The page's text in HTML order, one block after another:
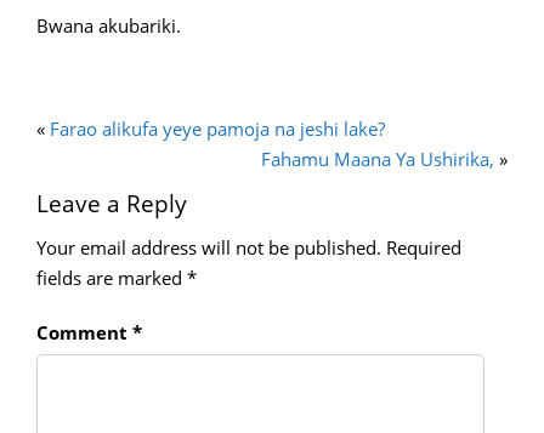
Bwana akubariki.
« Farao alikufa yeye pamoja na jeshi lake?
Fahamu Maana Ya Ushirika, »
Leave a Reply
Your email address will not be published. Required
fields are marked *
Comment *